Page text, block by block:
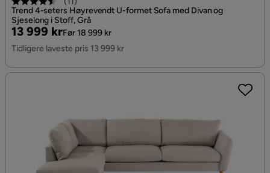
Trend 4-seters Høyrevendt U-formet Sofa med Divan og
Sjeselong i Stoff, Grå
Pris
13 999 kr
Original
Pris
Før 18 999 kr
Tidligere laveste pris 13 999 kr